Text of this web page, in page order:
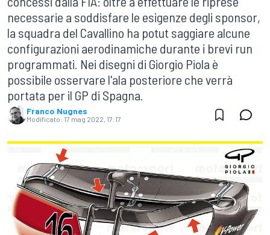
necessarie a soddisfare le esigenze degli sponsor,
la squadra del Cavallino ha potut saggiare alcune
configurazioni aerodinamiche durante i brevi run
programmati. Nei disegni di Giorgio Piola è
possibile osservare l'ala posteriore che verrà
portata per il GP di Spagna.
Franco Nugnes
Modificato: 17 mag 2022, 17:17